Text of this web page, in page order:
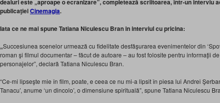
dealuri este „aproape o ecranizare”, completează scriitoarea, într-un interviu
publicaţieiCinemagia.
Iata ce ne mai spune Tatiana Niculescu Bran in interviul cu pricina:
„Succesiunea scenelor urmează cu fidelitate desfăşurarea evenimentelor din
roman şi filmul documentar – făcut de autoare – au fost folosite pentru informaţii
personajelor”, declară Tatiana Niculescu Bran.
“Ce-mi lipseşte mie în film, poate, e ceea ce nu mi-a lipsit în piesa lui Andrei
Tanacu’, anume ‘un dincolo’, o dimensiune spirituală”, spune Tatiana Niculescu